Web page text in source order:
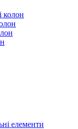
елементи